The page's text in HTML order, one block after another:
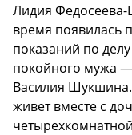
Лидия
время появилась
показаний по
покойного мужа —
Василия Шукшина.
живет вместе с